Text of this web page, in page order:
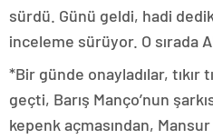
sürdü. Günü geldi, hadi
inceleme sürüyor. O sırada
*Bir günde onayladılar, tıkır
geçti, Barış Manço’nun
kepenk açmasından, Mansur